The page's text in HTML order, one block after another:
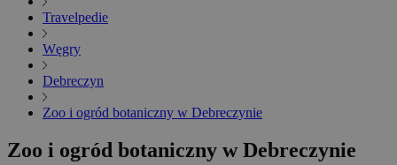
Travelpedie
Węgry
Debreczyn
Zoo i ogród botaniczny w Debreczynie
Zoo i ogród botaniczny w Debreczynie